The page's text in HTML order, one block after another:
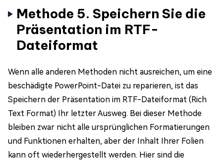
Methode 5. Speichern Sie die
Präsentation im RTF-
Dateiformat
Wenn alle anderen Methoden nicht ausreichen, um eine
beschädigte PowerPoint-Datei zu reparieren, ist das
Speichern der Präsentation im RTF-Dateiformat (Rich
Text Format) Ihr letzter Ausweg. Bei dieser Methode
bleiben zwar nicht alle ursprünglichen Formatierungen
und Funktionen erhalten, aber der Inhalt Ihrer Folien
kann oft wiederhergestellt werden. Hier sind die